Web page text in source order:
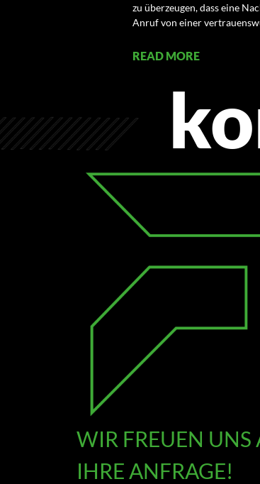
zu überzeugen, dass eine
Anruf von einer
READ MORE
WIR FREUEN UNS
IHRE ANFRAGE!